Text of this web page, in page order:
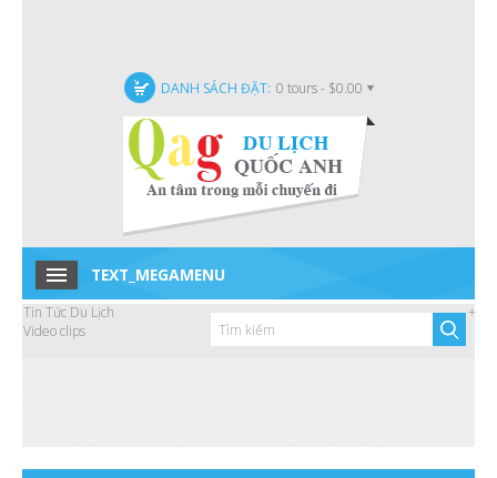
DANH SÁCH ĐẶT: 0 tours - $0.00
TEXT_MEGAMENU
Home
Tin Tức Du Lịch
+
Video clips